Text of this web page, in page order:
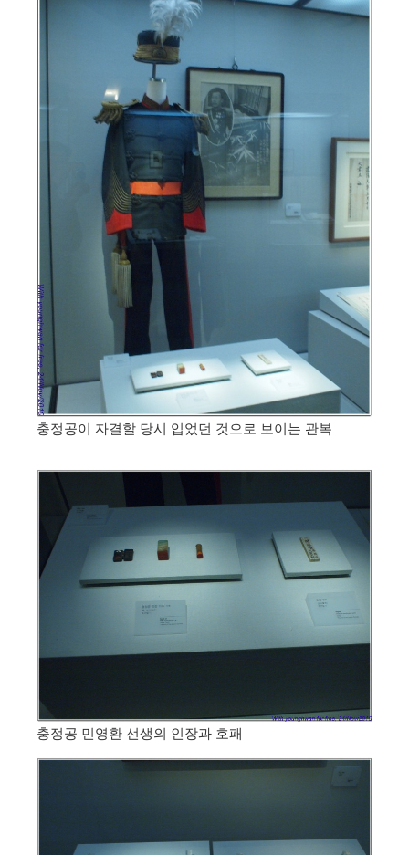
충정공이 자결할 당시 입었던 것으로 보이는 관복
충정공 민영환 선생의 인장과 호패